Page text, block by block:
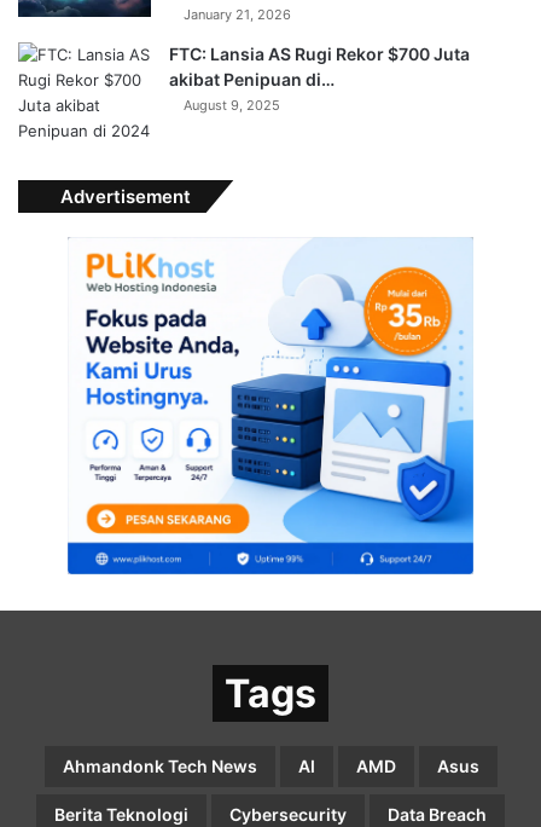
January 21, 2026
FTC: Lansia AS Rugi Rekor $700 Juta
akibat Penipuan di…
August 9, 2025
Advertisement
Tags
Ahmandonk Tech News AI AMD Asus
Berita Teknologi Cybersecurity Data Breach